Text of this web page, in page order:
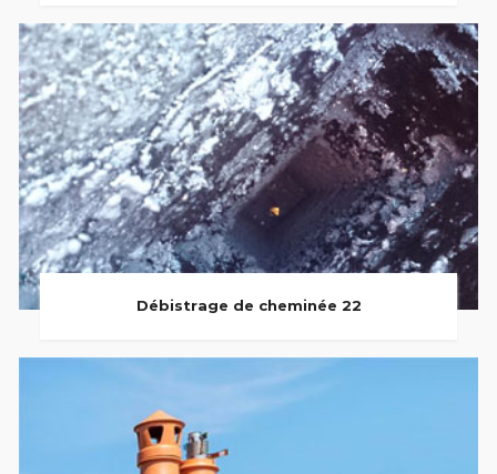
Débistrage de cheminée 22